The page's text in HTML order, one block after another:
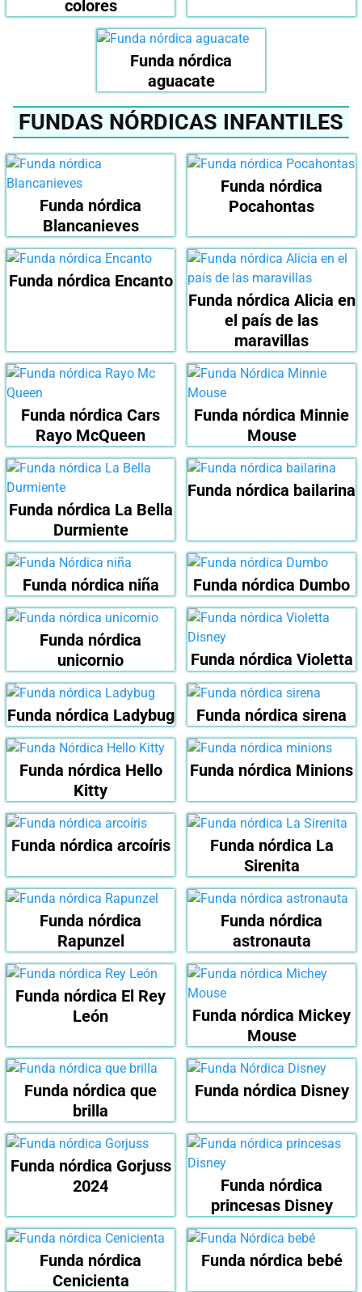
colores
Funda nórdica
aguacate
FUNDAS NÓRDICAS INFANTILES
Funda nórdica
Blancanieves
Funda nórdica
Pocahontas
Funda nórdica Encanto
Funda nórdica Alicia en
el país de las
maravillas
Funda nórdica Cars
Rayo McQueen
Funda nórdica Minnie
Mouse
Funda nórdica La Bella
Durmiente
Funda nórdica bailarina
Funda nórdica niña Funda nórdica Dumbo
Funda nórdica
unicornio
Funda nórdica Violetta
Funda nórdica Ladybug Funda nórdica sirena
Funda nórdica Hello
Kitty
Funda nórdica Minions
Funda nórdica arcoíris
Funda nórdica La
Sirenita
Funda nórdica
Rapunzel
Funda nórdica
astronauta
Funda nórdica El Rey
León
Funda nórdica Mickey
Mouse
Funda nórdica que
brilla
Funda nórdica Disney
Funda nórdica Gorjuss
2024
Funda nórdica
princesas Disney
Funda nórdica
Cenicienta
Funda nórdica bebé